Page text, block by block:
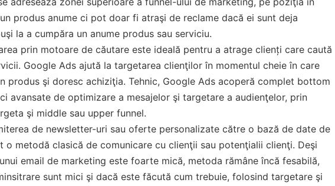
produs anume ci pot doar fi atraşi de reclame dacă ei sunt deja
la a cumpăra un anume produs sau serviciu.
prin motoare de căutare este ideală pentru a atrage clienți care caută
Google Ads ajută la targetarea clienţilor în momentul cheie în care
produs şi doresc achiziţia. Tehnic, Google Ads acoperă complet bottom
avansate de optimizare a mesajelor şi targetare a audienţelor, prin
şi middle sau upper funnel.
de newsletter-uri sau oferte personalizate către o bază de date de
o metodă clasică de comunicare cu clienţii sau potenţialii clienţi. Deşi
email de marketing este foarte mică, metoda rămâne încă fesabilă,
sunt mici şi dacă este făcută cum trebuie, folosind targetare şi